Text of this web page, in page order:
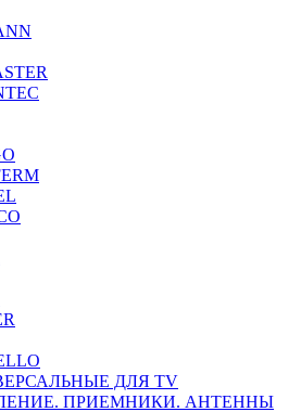
ДЛЯ TV
ПРИЕМНИКИ. АНТЕННЫ